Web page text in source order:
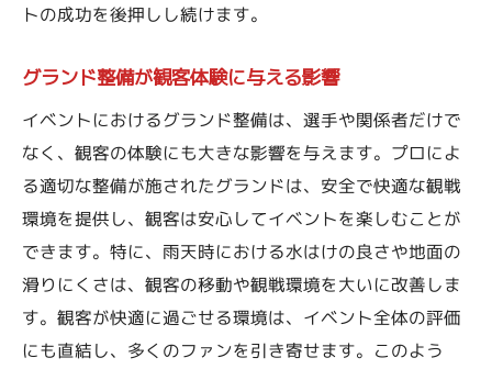
整備を通じて築く信頼関係
プロが語る整備の核心
トの成功を後押しし続けます。
グランド整備が観客体験に与える影響
イベントにおけるグランド整備は、選手や関係者だけで
なく、観客の体験にも大きな影響を与えます。プロによ
る適切な整備が施されたグランドは、安全で快適な観戦
環境を提供し、観客は安心してイベントを楽しむことが
できます。特に、雨天時における水はけの良さや地面の
滑りにくさは、観客の移動や観戦環境を大いに改善しま
す。観客が快適に過ごせる環境は、イベント全体の評価
にも直結し、多くのファンを引き寄せます。このよう